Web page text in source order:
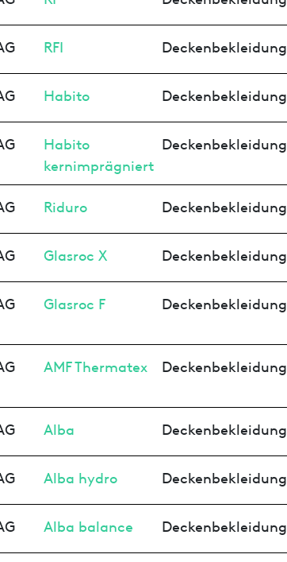
RFI Deckenbekleidung
Habito Deckenbekleidung
Habito
kernimprägniert
Deckenbekleidung
Riduro Deckenbekleidung
Glasroc X Deckenbekleidung
Glasroc F Deckenbekleidung
AMF Thermatex Deckenbekleidung
Alba Deckenbekleidung
Alba hydro Deckenbekleidung
Alba balance Deckenbekleidung